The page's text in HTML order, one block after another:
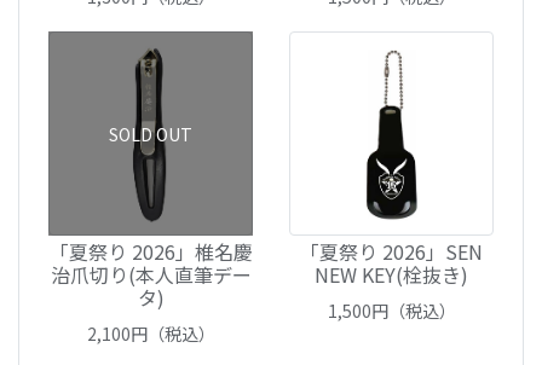
SOLD OUT
「夏祭り 2026」椎名慶
治爪切り(本人直筆デー
タ)
2,100円（税込）
「夏祭り 2026」SEN
NEW KEY(栓抜き)
1,500円（税込）